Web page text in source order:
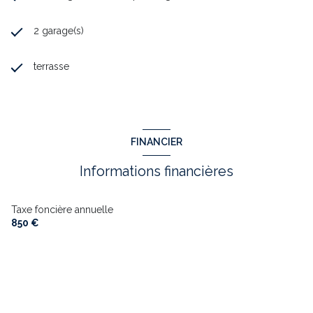
2 garage(s)
terrasse
FINANCIER
Informations financières
Taxe foncière annuelle
850 €